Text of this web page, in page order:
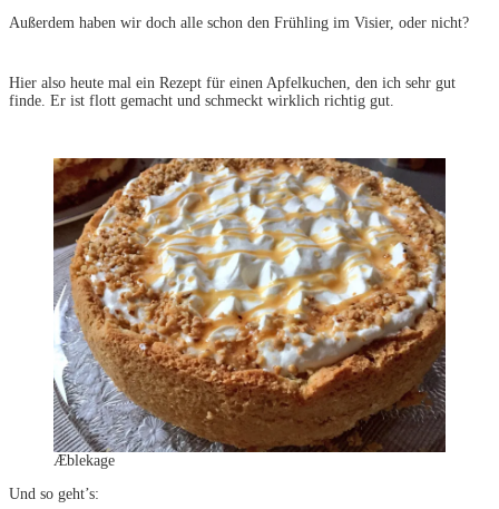
Außerdem haben wir doch alle schon den Frühling im Visier, oder nicht?
Hier also heute mal ein Rezept für einen Apfelkuchen, den ich sehr gut
finde. Er ist flott gemacht und schmeckt wirklich richtig gut.
Æblekage
Und so geht’s: